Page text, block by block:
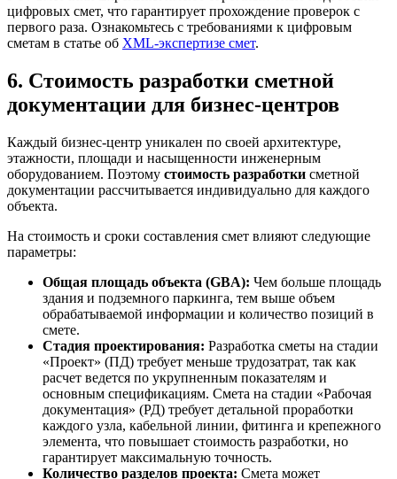
цифровых смет, что гарантирует прохождение проверок с
первого раза. Ознакомьтесь с требованиями к цифровым
сметам в статье об XML-экспертизе смет.
6. Стоимость разработки сметной
документации для бизнес-центров
Каждый бизнес-центр уникален по своей архитектуре,
этажности, площади и насыщенности инженерным
оборудованием. Поэтому стоимость разработки сметной
документации рассчитывается индивидуально для каждого
объекта.
На стоимость и сроки составления смет влияют следующие
параметры:
Общая площадь объекта (GBA): Чем больше площадь
здания и подземного паркинга, тем выше объем
обрабатываемой информации и количество позиций в
смете.
Стадия проектирования: Разработка сметы на стадии
«Проект» (ПД) требует меньше трудозатрат, так как
расчет ведется по укрупненным показателям и
основным спецификациям. Смета на стадии «Рабочая
документация» (РД) требует детальной проработки
каждого узла, кабельной линии, фитинга и крепежного
элемента, что повышает стоимость разработки, но
гарантирует максимальную точность.
Количество разделов проекта: Смета может